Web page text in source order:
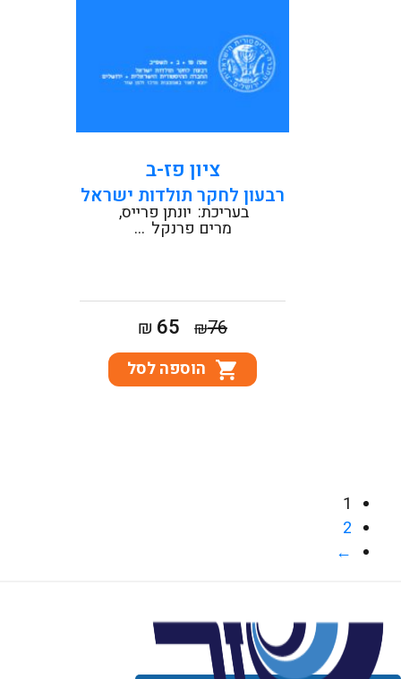
ציון פז-ב
רבעון לחקר תולדות ישראל
בעריכת: יונתן פרייס
מרים פרנקל...
₪76
המחיר
המקורי
היה:
₪65
המחיר
הנוכחי
הוא:
הוספה לסל
2
←